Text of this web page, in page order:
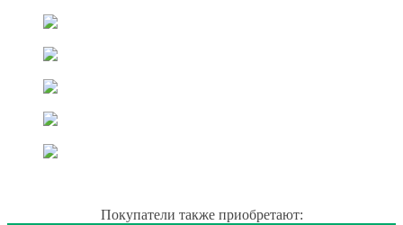
Покупатели также приобретают: